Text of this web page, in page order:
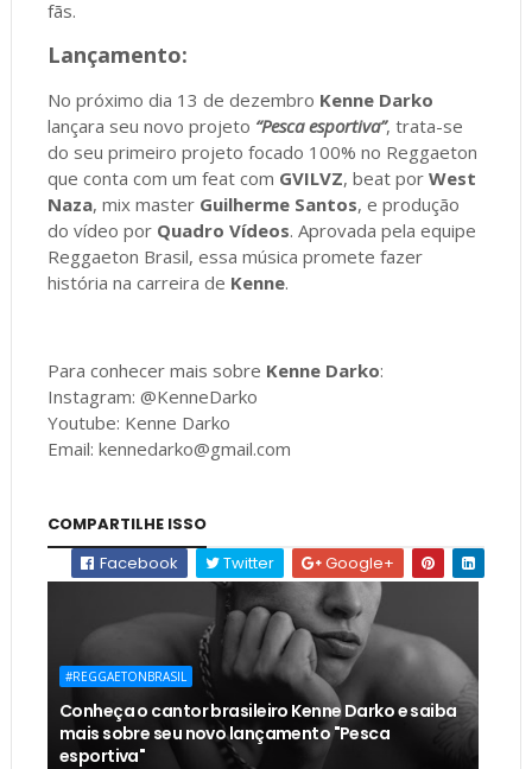
fãs.
Lançamento:
No próximo dia 13 de dezembro Kenne Darko
lançara seu novo projeto “Pesca esportiva”, trata-se
do seu primeiro projeto focado 100% no Reggaeton
que conta com um feat com GVILVZ, beat por West
Naza, mix master Guilherme Santos, e produção
do vídeo por Quadro Vídeos. Aprovada pela equipe
Reggaeton Brasil, essa música promete fazer
história na carreira de Kenne.
Para conhecer mais sobre Kenne Darko:
Instagram: @KenneDarko
Youtube: Kenne Darko
Email: kennedarko@gmail.com
COMPARTILHE ISSO
Facebook
Twitter Google+
#REGGAETONBRASIL
Conheça o cantor brasileiro Kenne Darko e saiba
mais sobre seu novo lançamento "Pesca
esportiva"